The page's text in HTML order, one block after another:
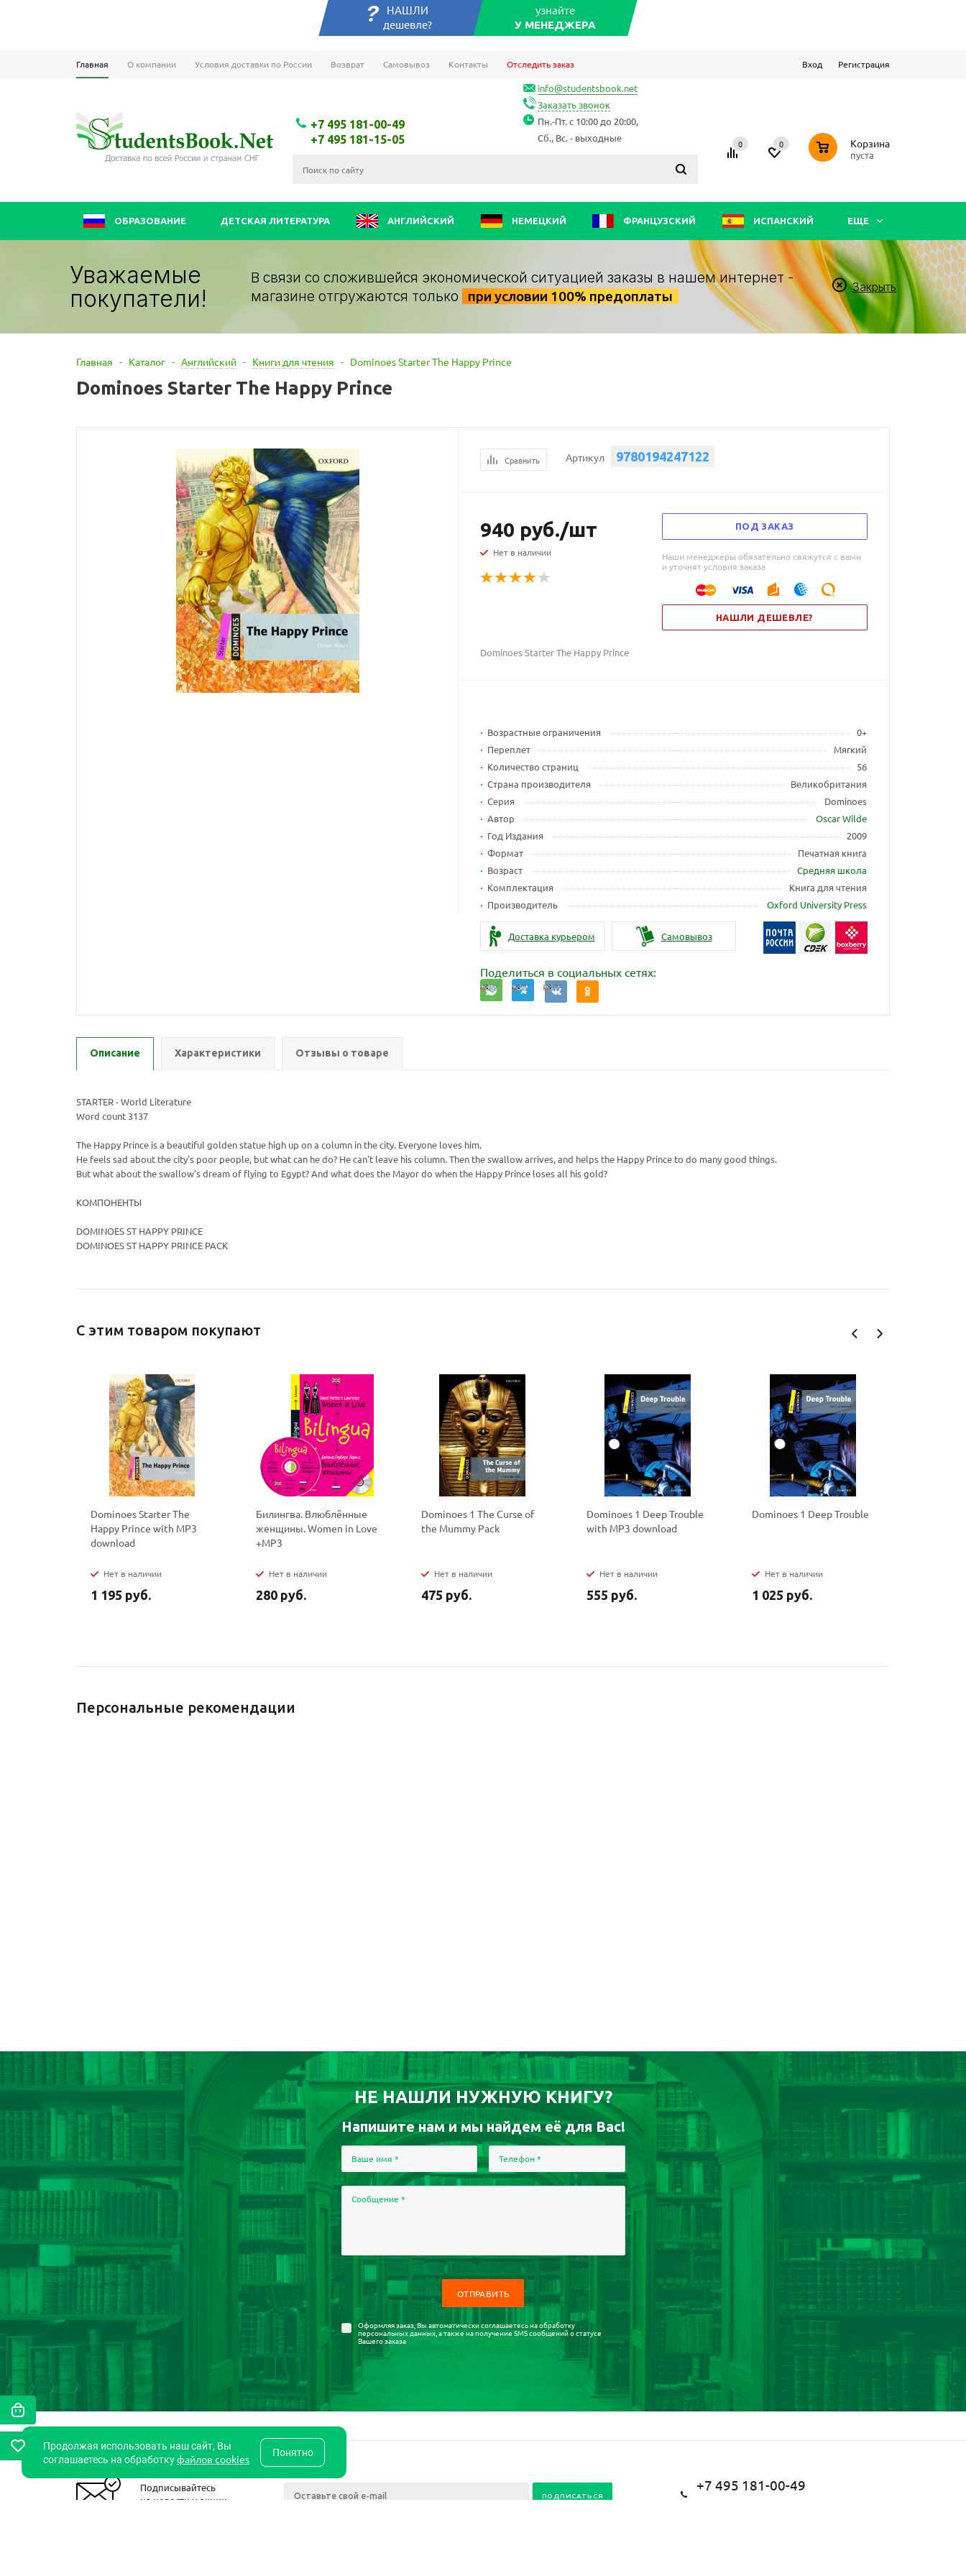
НАШЛИ
дешевле?
узнайте
У МЕНЕДЖЕРА
Главная О компании Условия доставки по России Возврат Самовывоз Контакты Отследить заказ Вход Регистрация
+7 495 181-00-49
+7 495 181-15-05
info@studentsbook.net
Заказать звонок
Пн.-Пт. с 10:00 до 20:00,
Сб., Вс. - выходные
0 0 0 Корзина
пуста
ОБРАЗОВАНИЕ ДЕТСКАЯ ЛИТЕРАТУРА АНГЛИЙСКИЙ НЕМЕЦКИЙ ФРАНЦУЗСКИЙ ИСПАНСКИЙ ЕЩЕ
Уважаемые
покупатели!
В связи со сложившейся экономической ситуацией заказы в нашем интернет -
магазине отгружаются только
при условии 100% предоплаты
Закрыть
Главная - Каталог - Английский - Книги для чтения - Dominoes Starter The Happy Prince
Dominoes Starter The Happy Prince
Сравнить Артикул 9780194247122
940 руб./шт
Нет в наличии
ПОД ЗАКАЗ
Наши менеджеры обязательно свяжутся с вами
и уточнят условия заказа
НАШЛИ ДЕШЕВЛЕ?
Dominoes Starter The Happy Prince
Возрастные ограничения
0+
Переплет
Мягкий
Количество страниц
56
Страна производителя
Великобритания
Серия
Dominoes
Автор
Oscar Wilde
Год Издания
2009
Формат
Печатная книга
Возраст
Средняя школа
Комплектация
Книга для чтения
Производитель
Oxford University Press
Доставка курьером Самовывоз
Поделиться в социальных сетях:
Описание Характеристики Отзывы о товаре
STARTER - World Literature
Word count 3137
The Happy Prince is a beautiful golden statue high up on a column in the city. Everyone loves him.
He feels sad about the city's poor people, but what can he do? He can't leave his column. Then the swallow arrives, and helps the Happy Prince to do many good things.
But what about the swallow's dream of flying to Egypt? And what does the Mayor do when the Happy Prince loses all his gold?
КОМПОНЕНТЫ
DOMINOES ST HAPPY PRINCE
DOMINOES ST HAPPY PRINCE PACK
С этим товаром покупают
Dominoes Starter The
Happy Prince with MP3
download
Нет в наличии
1 195 руб.
Билингва. Влюблённые
женщины. Women in Love
+MP3
Нет в наличии
280 руб.
Dominoes 1 The Curse of
the Mummy Pack
Нет в наличии
475 руб.
Dominoes 1 Deep Trouble
with MP3 download
Нет в наличии
555 руб.
Dominoes 1 Deep Trouble
Нет в наличии
1 025 руб.
Персональные рекомендации
НЕ НАШЛИ НУЖНУЮ КНИГУ?
Напишите нам и мы найдем её для Вас!
Ваше имя * Телефон *
Сообщение *
Оформляя заказ, Вы автоматически соглашаетесь наобработку
персональных данных, а также на получение SMS сообщений о статусе
Вашего заказа
Подписывайтесь
на новости и акции
+7 495 181-00-49
Продолжая использовать наш сайт, Вы
соглашаетесь на обработкуфайлов cookies Понятно